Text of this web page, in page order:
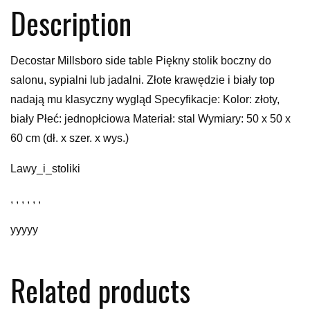
Description
Decostar Millsboro side table Piękny stolik boczny do
salonu, sypialni lub jadalni. Złote krawędzie i biały top
nadają mu klasyczny wygląd Specyfikacje: Kolor: złoty,
biały Płeć: jednopłciowa Materiał: stal Wymiary: 50 x 50 x
60 cm (dł. x szer. x wys.)
Lawy_i_stoliki
, , , , , ,
yyyyy
Related products